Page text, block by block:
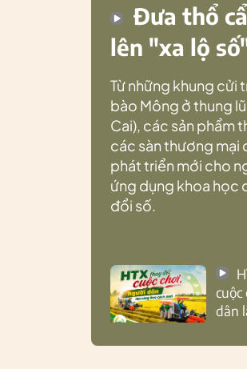
Đưa thổ
lên "xa lộ
Từ những khung cửi
bào Mông ở thung
Cai), các sản phẩm
các sàn thương mại
phát triển mới cho
ứng dụng khoa học
đổi số.
cuộc
dân